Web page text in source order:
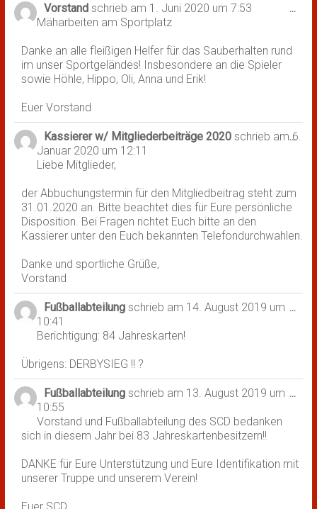
Vorstand schrieb am 1. Juni 2020 um 7:53
Mäharbeiten am Sportplatz
Danke an alle fleißigen Helfer für das Sauberhalten rund
im unser Sportgeländes! Insbesondere an die Spieler
sowie Höhle, Hippo, Oli, Anna und Erik!
Euer Vorstand
...
Kassierer w/ Mitgliederbeiträge 2020 schrieb am6.
Januar 2020 um 12:11
Liebe Mitglieder,
der Abbuchungstermin für den Mitgliedbeitrag steht zum
31.01.2020 an. Bitte beachtet dies für Eure persönliche
Disposition. Bei Fragen richtet Euch bitte an den
Kassierer unter den Euch bekannten Telefondurchwahlen.
Danke und sportliche Grüße,
Vorstand
...
Fußballabteilung schrieb am 14. August 2019 um
10:41
Berichtigung: 84 Jahreskarten!
Übrigens: DERBYSIEG !! ?
...
Fußballabteilung schrieb am 13. August 2019 um
10:55
Vorstand und Fußballabteilung des SCD bedanken
sich in diesem Jahr bei 83 Jahreskartenbesitzern!!
DANKE für Eure Unterstützung und Eure Identifikation mit
unserer Truppe und unserem Verein!
Euer SCD
...